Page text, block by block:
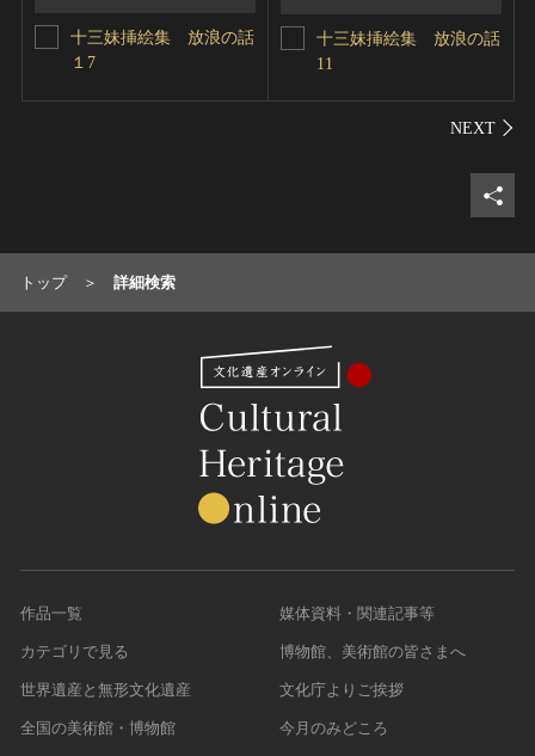
十三妹挿絵集 放浪の話
１7
十三妹挿絵集 放浪の話
11
シェ
トップ 詳細検索
作品一覧
カテゴリで見る
世界遺産と無形文化遺産
全国の美術館・博物館
媒体資料・関連記事等
博物館、美術館の皆さまへ
文化庁よりご挨拶
今月のみどころ